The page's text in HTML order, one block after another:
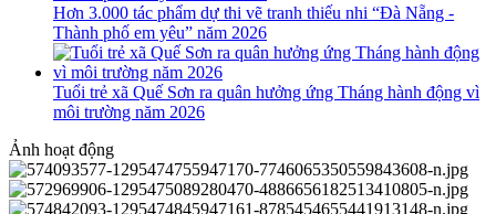
Hơn 3.000 tác phẩm dự thi vẽ tranh thiếu nhi “Đà Nẵng -
Thành phố em yêu” năm 2026
Tuổi trẻ xã Quế Sơn ra quân hưởng ứng Tháng hành động vì
môi trường năm 2026
Ảnh hoạt động